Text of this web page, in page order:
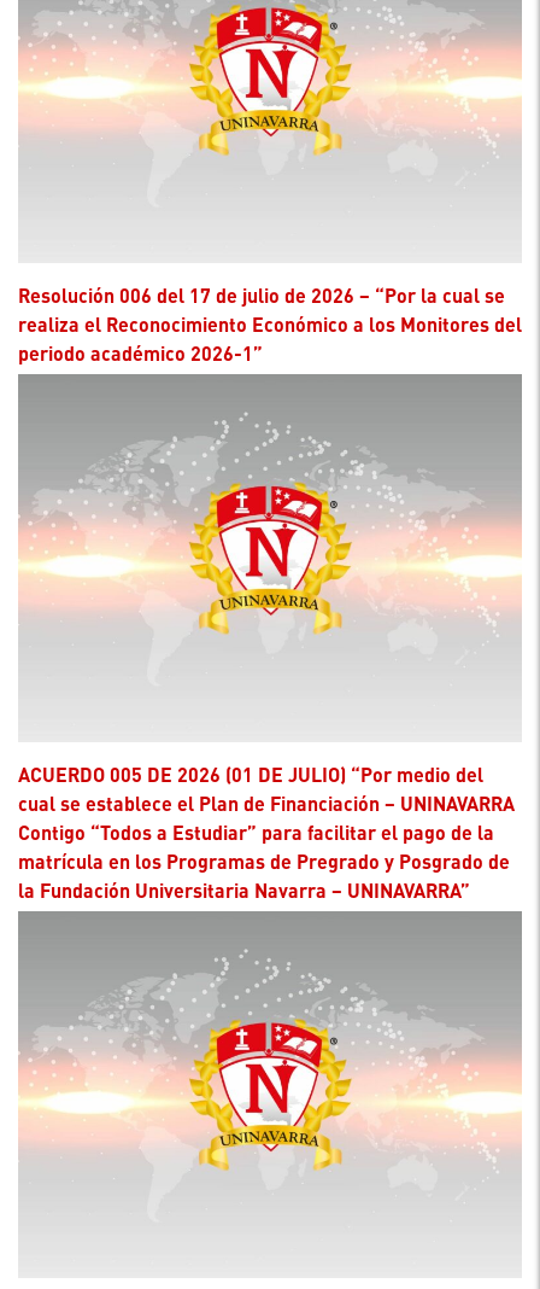
Resolución 006 del 17 de julio de 2026 – “Por la cual se
realiza el Reconocimiento Económico a los Monitores del
periodo académico 2026-1”
ACUERDO 005 DE 2026 (01 DE JULIO) “Por medio del
cual se establece el Plan de Financiación – UNINAVARRA
Contigo “Todos a Estudiar” para facilitar el pago de la
matrícula en los Programas de Pregrado y Posgrado de
la Fundación Universitaria Navarra – UNINAVARRA”